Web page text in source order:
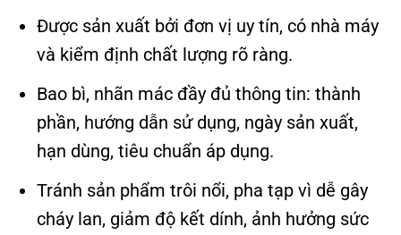
Được sản xuất bởi đơn vị uy tín, có nhà máy
và kiểm định chất lượng rõ ràng.
Bao bì, nhãn mác đầy đủ thông tin: thành
phần, hướng dẫn sử dụng, ngày sản xuất,
hạn dùng, tiêu chuẩn áp dụng.
Tránh sản phẩm trôi nổi, pha tạp vì dễ gây
cháy lan, giảm độ kết dính, ảnh hưởng sức